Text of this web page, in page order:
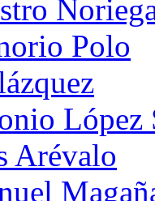
Polo
López
Arévalo